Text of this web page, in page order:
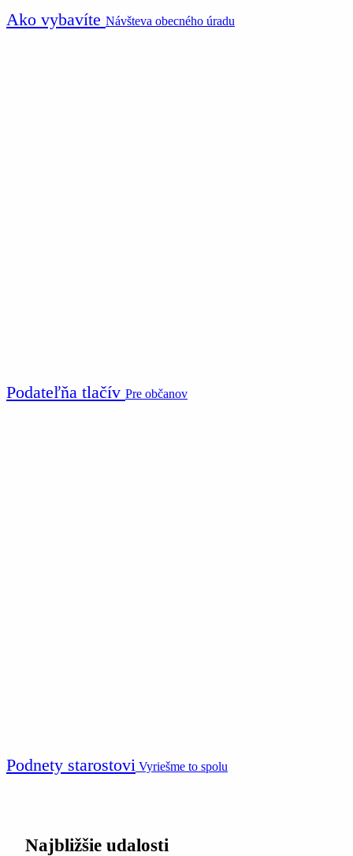
Ako vybavíte Návšteva obecného úradu
Podateľňa tlačív Pre občanov
Podnety starostovi Vyriešme to spolu
Najbližšie udalosti